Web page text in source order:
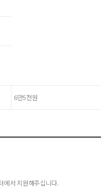
6만5천원
에서 지원해주십니다.